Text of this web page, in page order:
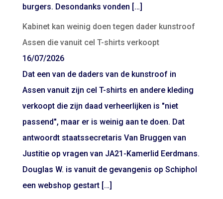
burgers. Desondanks vonden […]
Kabinet kan weinig doen tegen dader kunstroof
Assen die vanuit cel T-shirts verkoopt
16/07/2026
Dat een van de daders van de kunstroof in
Assen vanuit zijn cel T-shirts en andere kleding
verkoopt die zijn daad verheerlijken is "niet
passend", maar er is weinig aan te doen. Dat
antwoordt staatssecretaris Van Bruggen van
Justitie op vragen van JA21-Kamerlid Eerdmans.
Douglas W. is vanuit de gevangenis op Schiphol
een webshop gestart […]